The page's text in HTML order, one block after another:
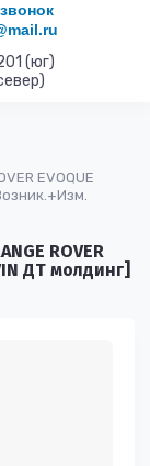
(юг)
EVOQUE
ROVER
ДТ молдинг]